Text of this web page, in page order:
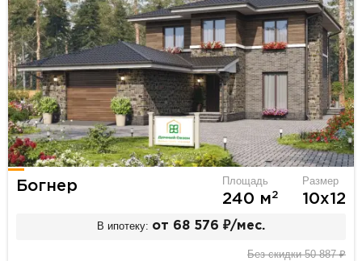
Богнер Площадь
240 м2
Размер
10х12
В ипотеку: от 68 576 ₽/мес.
Без скидки 50 887 ₽